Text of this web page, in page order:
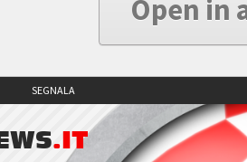
Open in
SEGNALA
.IT